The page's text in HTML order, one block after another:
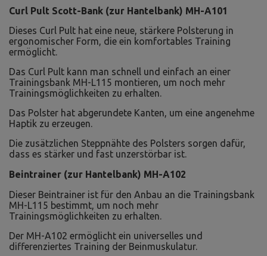
Curl Pult Scott-Bank (zur Hantelbank) MH-A101
Dieses Curl Pult hat eine neue, stärkere Polsterung in
ergonomischer Form, die ein komfortables Training
ermöglicht.
Das Curl Pult kann man schnell und einfach an einer
Trainingsbank MH-L115 montieren, um noch mehr
Trainingsmöglichkeiten zu erhalten.
Das Polster hat abgerundete Kanten, um eine angenehme
Haptik zu erzeugen.
Die zusätzlichen Steppnähte des Polsters sorgen dafür,
dass es stärker und fast unzerstörbar ist.
Beintrainer (zur Hantelbank) MH-A102
Dieser Beintrainer ist für den Anbau an die Trainingsbank
MH-L115 bestimmt, um noch mehr
Trainingsmöglichkeiten zu erhalten.
Der MH-A102 ermöglicht ein universelles und
differenziertes Training der Beinmuskulatur.